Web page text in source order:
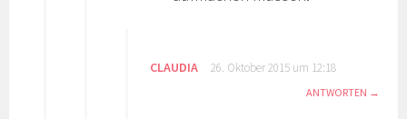
CLAUDIA 26. Oktober 2015 um 12:18
ANTWORTEN